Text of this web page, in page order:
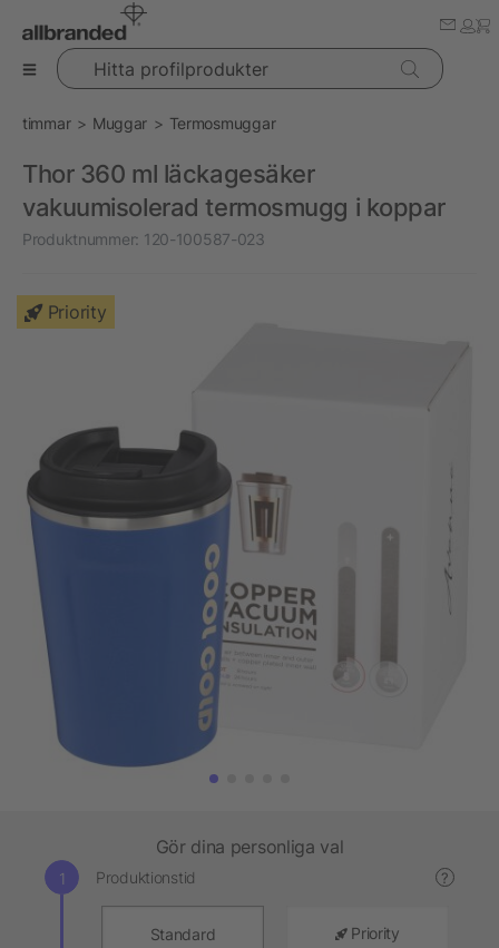
Hitta profilprodukter
timmar Muggar Termosmuggar
Thor 360 ml läckagesäker
vakuumisolerad termosmugg i koppar
Produktnummer: 120-100587-023
Priority
Gör dina personliga val
Produktionstid ?
Standard Priority